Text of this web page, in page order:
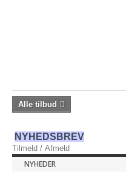
Alle tilbud
NYHEDSBREV
Tilmeld / Afmeld
NYHEDER